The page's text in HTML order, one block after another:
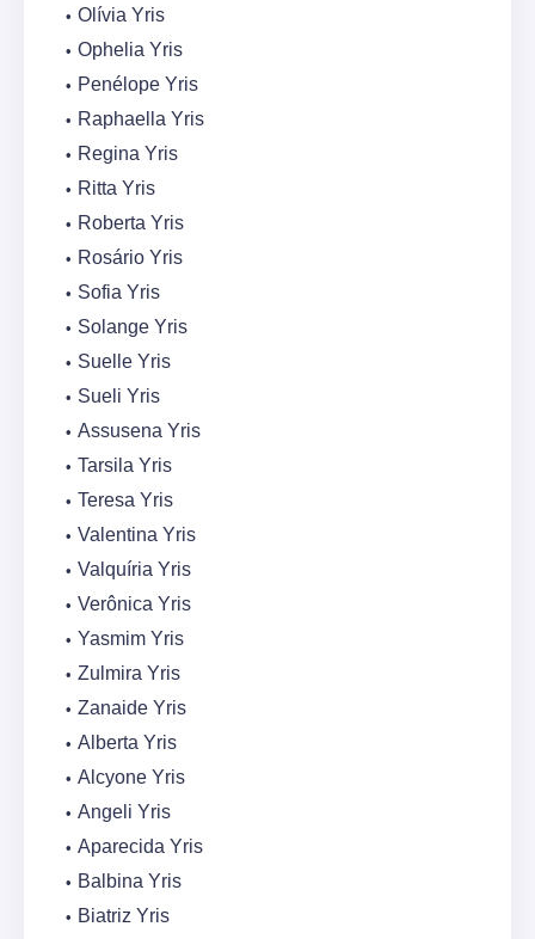
Olívia Yris
Ophelia Yris
Penélope Yris
Raphaella Yris
Regina Yris
Ritta Yris
Roberta Yris
Rosário Yris
Sofia Yris
Solange Yris
Suelle Yris
Sueli Yris
Assusena Yris
Tarsila Yris
Teresa Yris
Valentina Yris
Valquíria Yris
Verônica Yris
Yasmim Yris
Zulmira Yris
Zanaide Yris
Alberta Yris
Alcyone Yris
Angeli Yris
Aparecida Yris
Balbina Yris
Biatriz Yris